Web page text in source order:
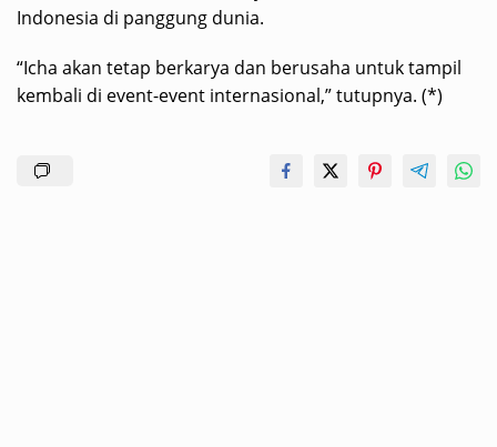
Indonesia di panggung dunia.
“Icha akan tetap berkarya dan berusaha untuk tampil
kembali di event-event internasional,” tutupnya. (*)